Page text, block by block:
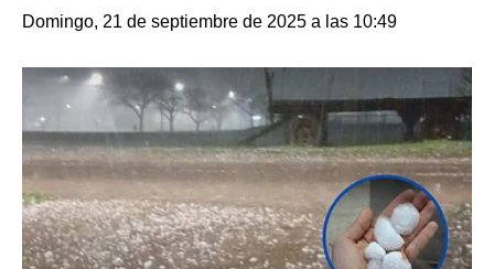
Domingo, 21 de septiembre de 2025 a las 10:49